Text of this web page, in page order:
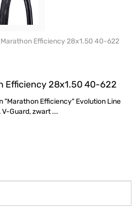
Efficiency 28x1.50 40-622
Efficiency 28x1.50 40-622
"Marathon Efficiency" Evolution Line
V-Guard, zwart ...